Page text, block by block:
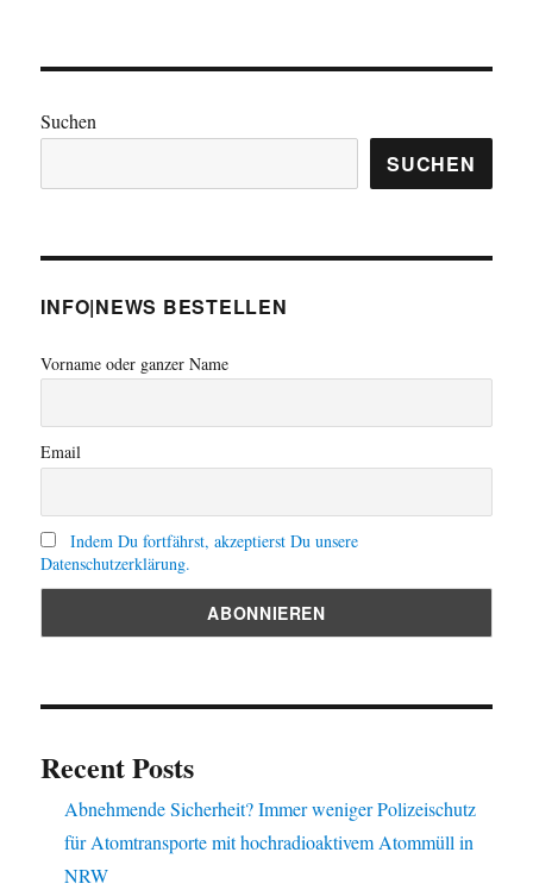
Suchen
SUCHEN
INFO|NEWS BESTELLEN
Vorname oder ganzer Name
Email
Indem Du fortfährst, akzeptierst Du unsere
Datenschutzerklärung.
Recent Posts
Abnehmende Sicherheit? Immer weniger Polizeischutz
für Atomtransporte mit hochradioaktivem Atommüll in
NRW